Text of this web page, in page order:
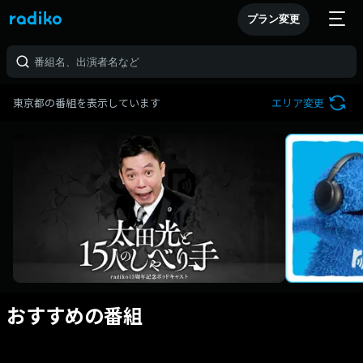
プラン変更
東京都の番組を表示しています エリア変更
おすすめの番組